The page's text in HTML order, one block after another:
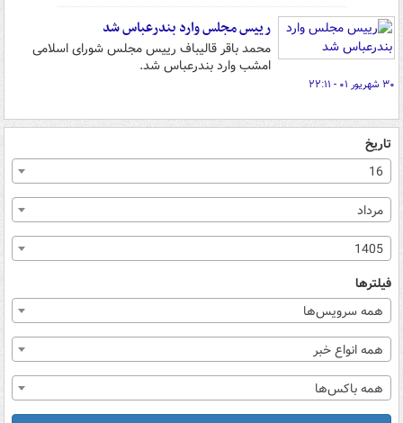
رییس مجلس وارد بندرعباس شد
محمد باقر قالیباف رییس مجلس شورای اسلامی
امشب وارد بندرعباس شد.
۳۰ شهریور ۰۱ - ۲۲:۱۱
تاریخ
16
مرداد
1405
فیلترها
همه سرویس‌ها
همه انواع خبر
همه باکس‌ها